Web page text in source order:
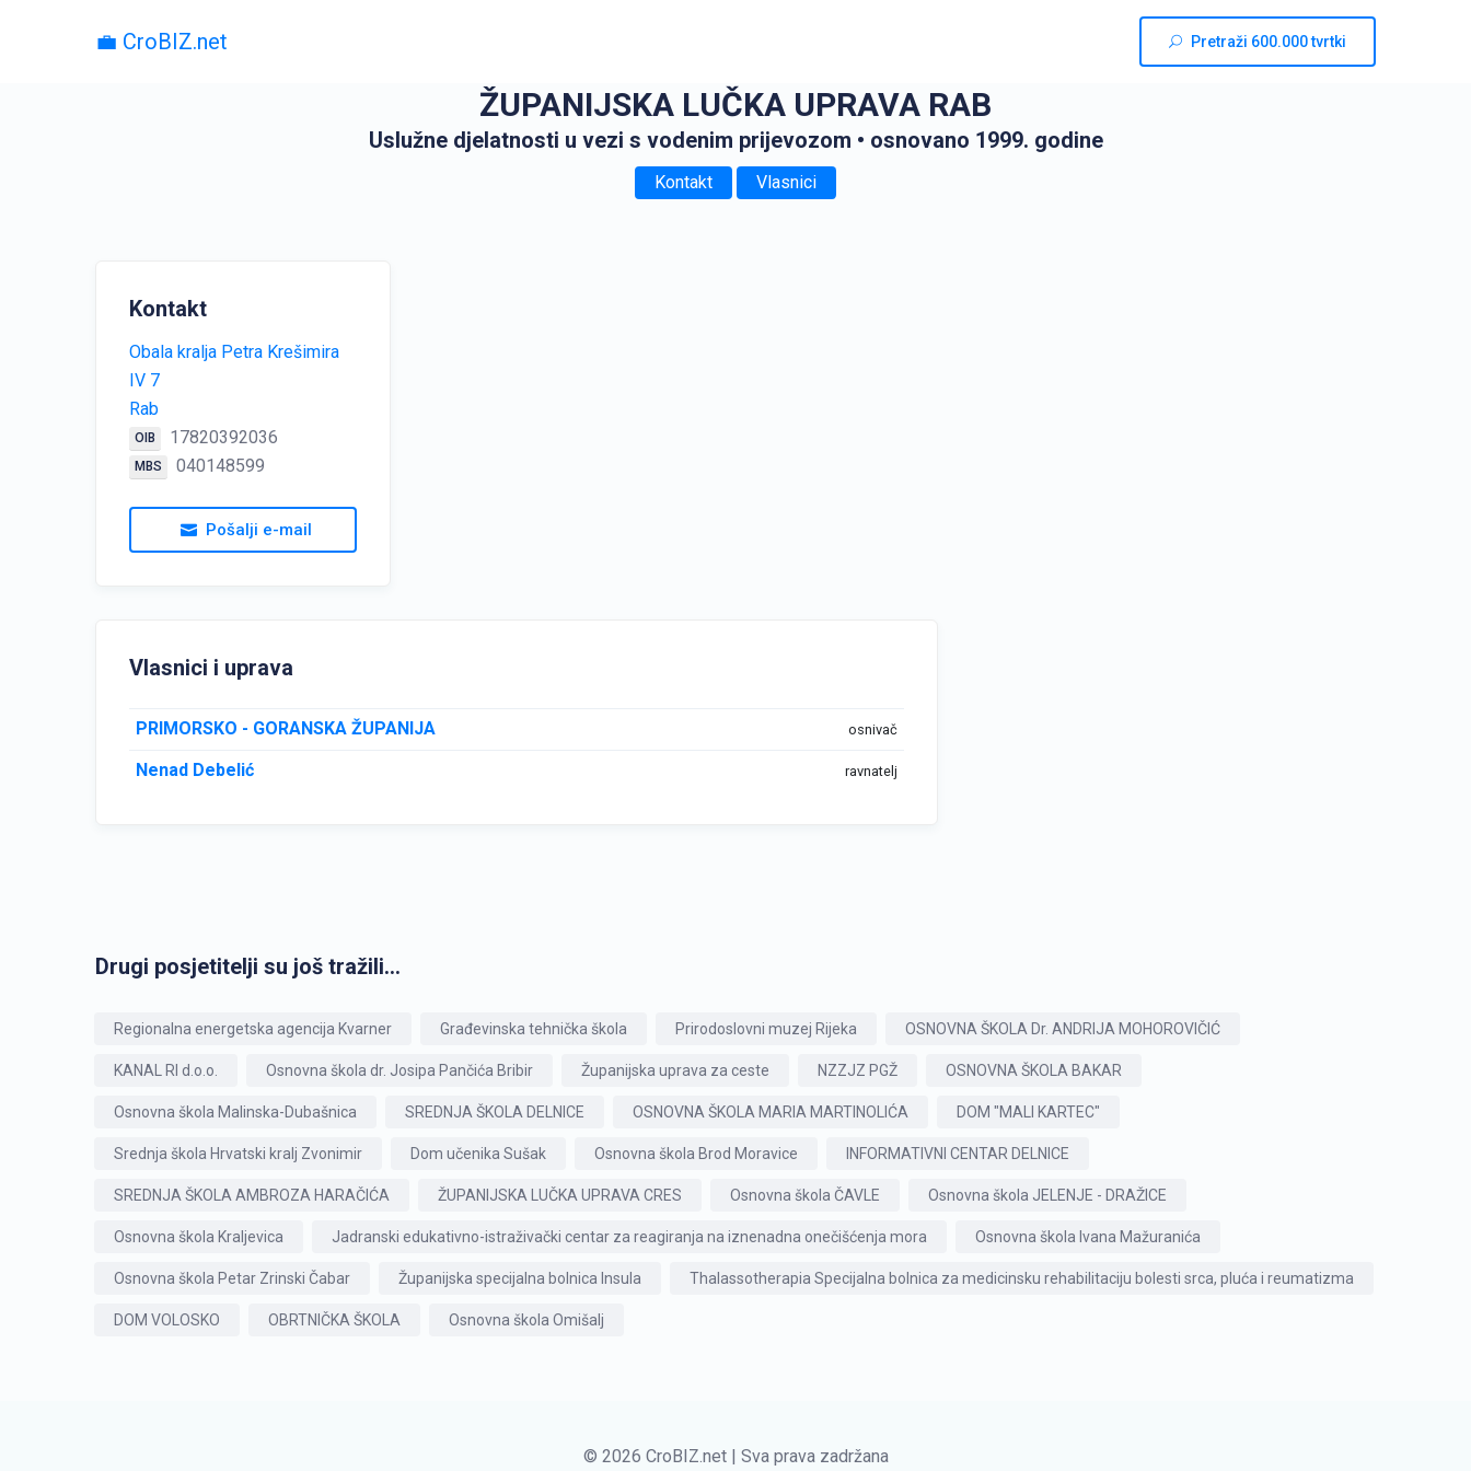
💼 CroBIZ.net Pretraži 600.000 tvrtki
ŽUPANIJSKA LUČKA UPRAVA RAB
Uslužne djelatnosti u vezi s vodenim prijevozom • osnovano 1999. godine
Kontakt Vlasnici
Kontakt
Obala kralja Petra Krešimira
IV 7
Rab
OIB 17820392036
MBS 040148599
Pošalji e-mail
Vlasnici i uprava
PRIMORSKO - GORANSKA ŽUPANIJA osnivač
Nenad Debelić ravnatelj
Drugi posjetitelji su još tražili...
Regionalna energetska agencija Kvarner Građevinska tehnička škola Prirodoslovni muzej Rijeka OSNOVNA ŠKOLA Dr. ANDRIJA MOHOROVIČIĆ
KANAL RI d.o.o. Osnovna škola dr. Josipa Pančića Bribir Županijska uprava za ceste NZZJZ PGŽ OSNOVNA ŠKOLA BAKAR
Osnovna škola Malinska-Dubašnica SREDNJA ŠKOLA DELNICE OSNOVNA ŠKOLA MARIA MARTINOLIĆA DOM "MALI KARTEC"
Srednja škola Hrvatski kralj Zvonimir Dom učenika Sušak Osnovna škola Brod Moravice INFORMATIVNI CENTAR DELNICE
SREDNJA ŠKOLA AMBROZA HARAČIĆA ŽUPANIJSKA LUČKA UPRAVA CRES Osnovna škola ČAVLE Osnovna škola JELENJE - DRAŽICE
Osnovna škola Kraljevica Jadranski edukativno-istraživački centar za reagiranja na iznenadna onečišćenja mora Osnovna škola Ivana Mažuranića
Osnovna škola Petar Zrinski Čabar Županijska specijalna bolnica Insula Thalassotherapia Specijalna bolnica za medicinsku rehabilitaciju bolesti srca, pluća i reumatizma
DOM VOLOSKO OBRTNIČKA ŠKOLA Osnovna škola Omišalj
© 2026 CroBIZ.net | Sva prava zadržana